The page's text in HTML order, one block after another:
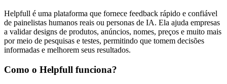
Helpfull é uma plataforma que fornece feedback rápido e confiável
de painelistas humanos reais ou personas de IA. Ela ajuda empresas
a validar designs de produtos, anúncios, nomes, preços e muito mais
por meio de pesquisas e testes, permitindo que tomem decisões
informadas e melhorem seus resultados.
Como o Helpfull funciona?